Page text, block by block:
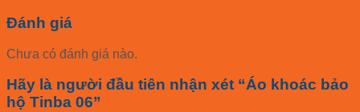
Đánh giá
Chưa có đánh giá nào.
Hãy là người đầu tiên nhận xét “Áo khoác bảo
hộ Tinba 06”